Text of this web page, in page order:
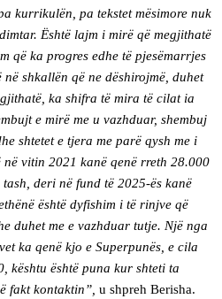
kurrikulën, pa tekstet mësimore nuk
Është lajm i mirë që megjithatë
që ka progres edhe të pjesëmarrjes
shkallën që ne dëshirojmë, duhet
ka shifra të mira të cilat ia
e mirë me u vazhduar, shembuj
shtetet e tjera me parë qysh me i
në vitin 2021 kanë qenë rreth 28.000
deri në fund të 2025-ës kanë
është dyfishim i të rinjve që
duhet me e vazhduar tutje. Një nga
ka qenë kjo e Superpunës, e cila
kështu është puna kur shteti ta
fakt kontaktin”, u shpreh Berisha.